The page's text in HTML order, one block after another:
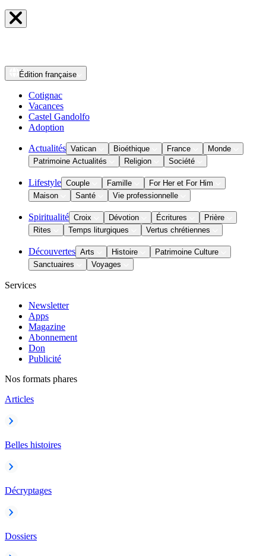
Édition française
Cotignac
Vacances
Castel Gandolfo
Adoption
Actualités Vatican Bioéthique France
Monde
Patrimoine Actualités
Religion Société
Lifestyle Couple Famille
For Her et For Him
Maison
Santé Vie professionnelle
Spiritualité Croix Dévotion Écritures
Prière
Rites
Temps liturgiques Vertus chrétiennes
Découvertes Arts Histoire
Patrimoine Culture
Sanctuaires
Voyages
Services
Newsletter
Apps
Magazine
Abonnement
Don
Publicité
Nos formats phares
Articles
Belles histoires
Décryptages
Dossiers